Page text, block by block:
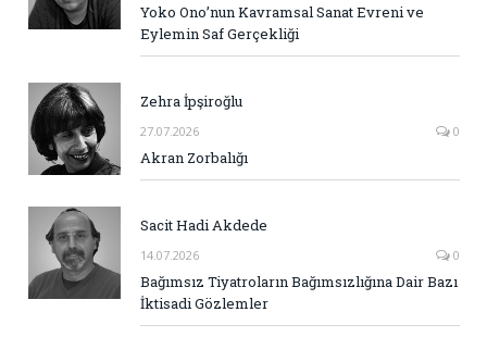
Yoko Ono’nun Kavramsal Sanat Evreni ve
Eylemin Saf Gerçekliği
Zehra İpşiroğlu
27.07.2026 0
Akran Zorbalığı
Sacit Hadi Akdede
14.07.2026 0
Bağımsız Tiyatroların Bağımsızlığına Dair Bazı
İktisadi Gözlemler